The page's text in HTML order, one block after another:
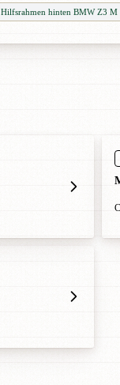
Hilfsrahmen hinten BMW Z3 M